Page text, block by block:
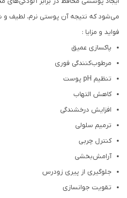
می‌شود که نتیجه آن پوستی نرم، لطیف و
فواید و مزایا :
پاکسازی عمیق
مرطوب‌کنندگی فوری
تنظیم pH پوست
کاهش التهاب
افزایش درخشندگی
ترمیم سلولی
کنترل چربی
آرامش‌بخشی
جلوگیری از پیری زودرس
تقویت جوانسازی